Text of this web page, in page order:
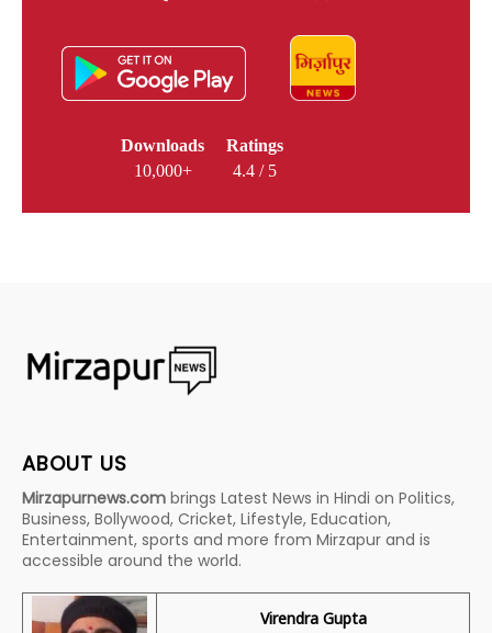
Downloads
10,000+
Ratings
4.4 / 5
ABOUT US
Mirzapurnews.com brings Latest News in Hindi on Politics,
Business, Bollywood, Cricket, Lifestyle, Education,
Entertainment, sports and more from Mirzapur and is
accessible around the world.
Virendra Gupta